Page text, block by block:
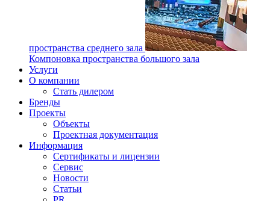
пространства среднего зала
Компоновка пространства большого зала
Услуги
О компании
Стать дилером
Бренды
Проекты
Объекты
Проектная документация
Информация
Сертификаты и лицензии
Сервис
Новости
Статьи